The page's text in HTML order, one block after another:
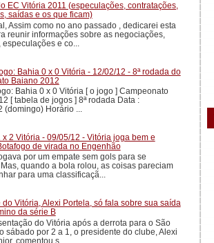
EC Vitória 2011 (especulações, contratações,
saídas e os que ficam)
Assim como no ano passado , dedicarei esta
reunir informações sobre as negociações,
e co...
Bahia 0 x 0 Vitória - 12/02/12 - 8ª rodada do
Baiano 2012
Bahia 0 x 0 Vitória [ o jogo ] Campeonato
[ tabela de jogos ] 8ª rodada Data :
(domingo) Horário ...
x 2 Vitória - 09/05/12 - Vitória joga bem e
de virada no Engenhão
por um empate sem gols para se
quando a bola rolou, as coisas pareciam
para uma classificaçã...
do Vitória, Alexi Portela, só fala sobre sua saída
da série B
do Vitória após a derrota para o São
sábado por 2 a 1, o presidente do clube, Alexi
comentou s...